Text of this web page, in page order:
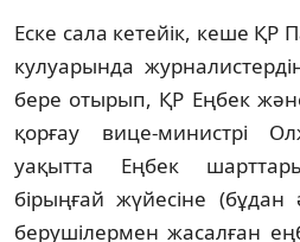
Еске сала кетейік, кеше ҚР
кулуарында
бере отырып, ҚР Еңбек
қорғау вице-министрі
уақытта Еңбек
бірыңғай жүйесіне
берушілермен жасалған